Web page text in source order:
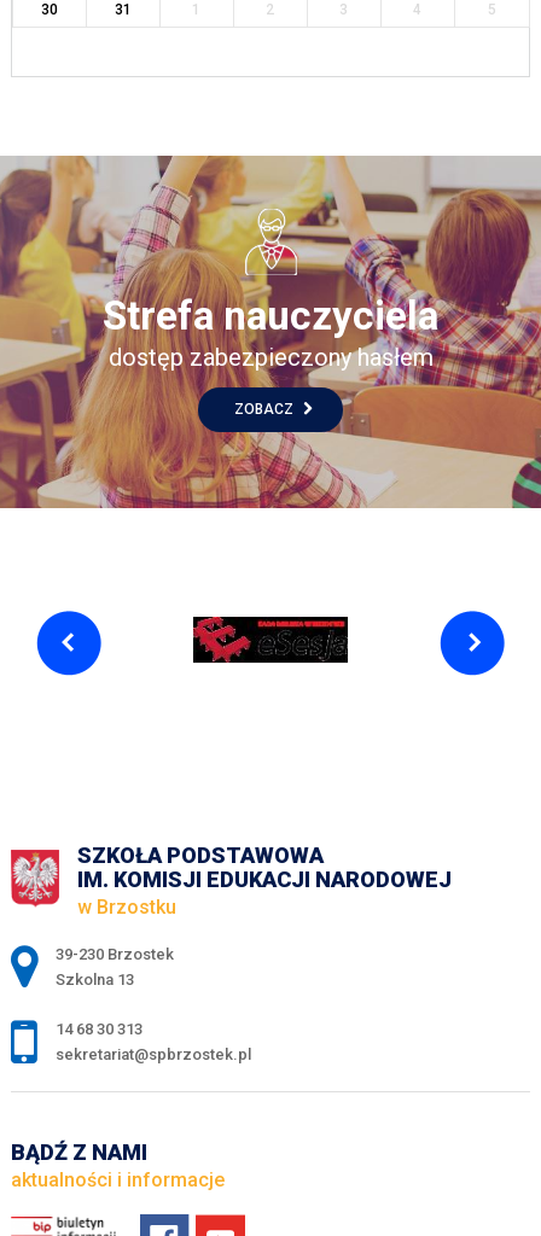
30
31 1 2 3 4 5
Strefa nauczyciela
dostęp zabezpieczony hasłem
ZOBACZ
SZKOŁA PODSTAWOWA
IM. KOMISJI EDUKACJI NARODOWEJ
w Brzostku
Adres pocztowy:
39-230 Brzostek
Szkolna 13
14 68 30 313
sekretariat@spbrzostek.pl
BĄDŹ Z NAMI
aktualności i informacje